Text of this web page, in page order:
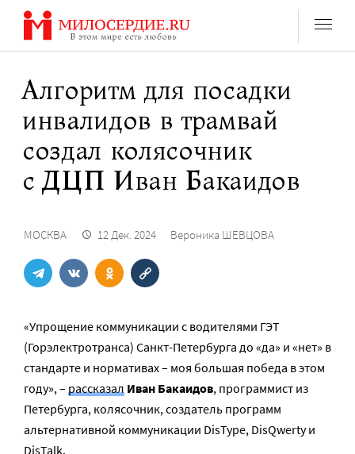
Перейти
содержанию
Алгоритм для посадки
инвалидов в трамвай
создал колясочник
с ДЦП Иван Бакаидов
МОСКВА 12 Дек. 2024 Вероника ШЕВЦОВА
«Упрощение коммуникации с водителями ГЭТ
(Горэлектротранса) Санкт-Петербурга до «да» и «нет» в
стандарте и нормативах – моя большая победа в этом
году», – рассказал Иван Бакаидов, программист из
Петербурга, колясочник, создатель программ
альтернативной коммуникации DisType, DisQwerty и
DisTalk.